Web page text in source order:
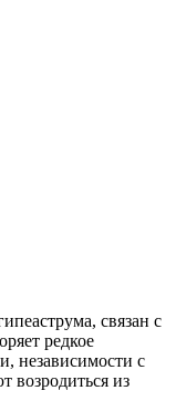
связан с
редкое
независимости с
возродиться из